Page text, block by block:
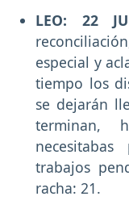
LEO: 22
especial y
tiempo los
se dejarán
terminan,
trabajos
racha: 21.